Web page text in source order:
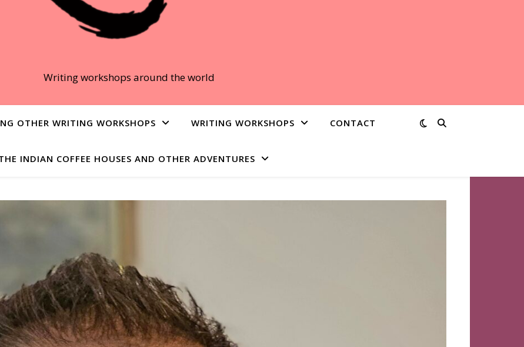
Writing workshops around the world
OTHER WRITING WORKSHOPS WRITING WORKSHOPS CONTACT
INDIAN COFFEE HOUSES AND OTHER ADVENTURES